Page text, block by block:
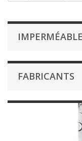
IMPERMÉABLE
FABRICANTS